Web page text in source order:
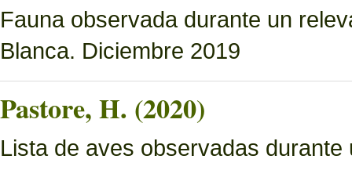
Fauna observada durante un
Blanca. Diciembre 2019
Pastore, H. (2020)
Lista de aves observadas